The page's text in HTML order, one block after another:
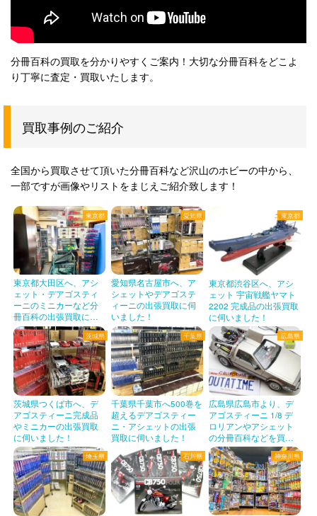
分冊百科の買取を分かりやすくご案内！大切な分冊百科をどこよ
り丁寧に査定・買取いたします。
買取事例のご紹介
全国から買取させて頂いた分冊百科など沢山のホビーの中から、
一部ですが画像やリストをまじえご紹介致します！
東京都
東京都大田区へ、アシ
ェット・デアゴスティ
ーニのミニカーなど分
冊百科の出張買取に伺
いました！
愛知県
愛知県名古屋市へ、ア
シェットやデアゴステ
ィーニの出張買取に伺
いました！
東京都
東京都渋谷区へ、アシ
ェット 宇宙戦艦ヤマト
2202 完成品の出張買取
に伺いました！
茨城県
茨城県つくば市へ、デ
アゴスティーニ完成品
やミニカーの出張買取
に伺いました！
千葉県
千葉県千葉市へ500巻を
超えるデアゴスティー
ニ・アシェットの出張
買取に伺いました！
広島県
広島県広島市より、デ
アゴスティーニ 1/8 デ
ロリアンやアシェット
の分冊百科などを買取
頂きました！
埼玉県 石川県 神奈川県